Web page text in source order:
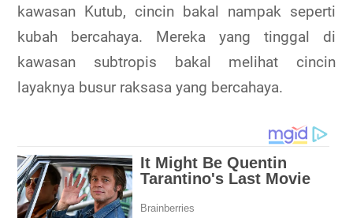
kawasan Kutub, cincin bakal nampak seperti
kubah bercahaya. Mereka yang tinggal di
kawasan subtropis bakal melihat cincin
layaknya busur raksasa yang bercahaya.